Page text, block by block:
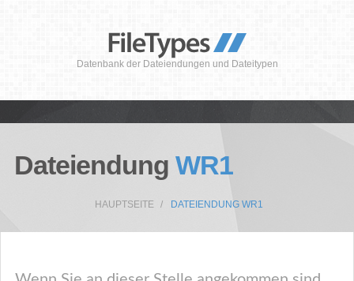
Datenbank der Dateiendungen und Dateitypen
Dateiendung WR1
HAUPTSEITE DATEIENDUNG WR1